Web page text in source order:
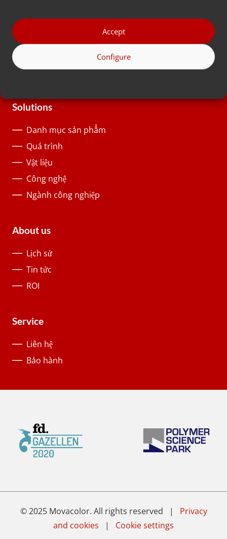
Accept
Configure
Route
Follow us
Solutions
Danh mục sản phẩm
Quá trình
Vật liệu
Công nghệ
Ngành công nghiệp
About us
Lịch sử
Tin tức
ROI
Service
Liên hệ
Bảo hành
© 2025 Movacolor. All rights reserved | Privacy
and cookies | Cookie settings